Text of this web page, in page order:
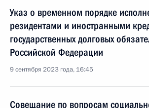
Указ о временном порядке
резидентами и иностранными
государственных долговых
Российской Федерации
9 сентября 2023 года, 16:45
Совещание по вопросам